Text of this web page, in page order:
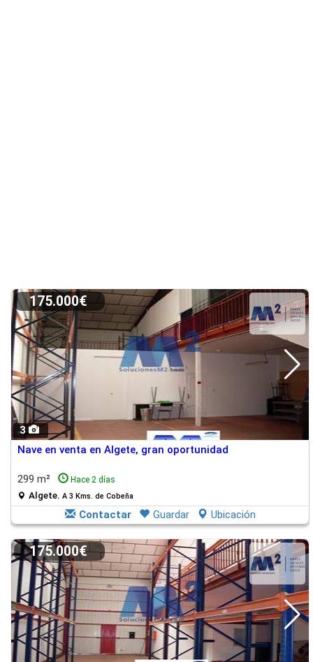
3
175.000€
Nave en venta en Algete, gran oportunidad
299 m² Hace 2 días
Algete. A 3 Kms. de Cobeña
Contactar Guardar Ubicación
175.000€